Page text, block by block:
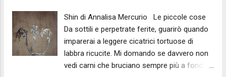
Shin di Annalisa Mercurio Le piccole cose
Da sottili e perpetrate ferite, guarirò quando
imparerai a leggere cicatrici tortuose di
labbra ricucite. Mi domando se davvero non
vedi carni che bruciano sempre più a fondo,